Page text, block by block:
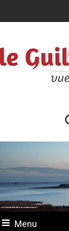
La Pointe de Men Meur, au coucher du soleil
Menu